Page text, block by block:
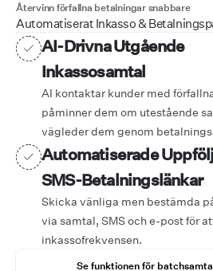
Återvinn förfallna betalningar snabbare
Automatiserat Inkasso &
AI-Drivna Utgående
Inkassosamtal
AI kontaktar kunder med
påminner dem om utestående
vägleder dem genom
Automatiserade
SMS-Betalningslänkar
Skicka vänliga men bestämda
via samtal, SMS och e-post för
inkassofrekvensen.
Se funktionen för